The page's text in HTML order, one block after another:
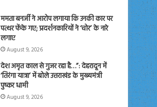
ममता बनर्जी ने आरोप लगाया कि उनकी कार पर
पत्थर फेंके गए; प्रदर्शनकारियों ने ‘चोर’ के नारे
लगाए
August 9, 2026
देश अमृत काल से गुजर रहा है…”: देहरादून में
‘तिरंगा यात्रा’ में बोले उत्तराखंड के मुख्यमंत्री
पुष्कर धामी
August 9, 2026